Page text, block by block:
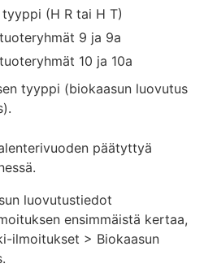
(H R tai H T)
9 ja 9a
10 ja 10a
tyyppi (biokaasun luovutus
päätyttyä
luovutustiedot
ensimmäistä kertaa,
ilmoitukset > Biokaasun